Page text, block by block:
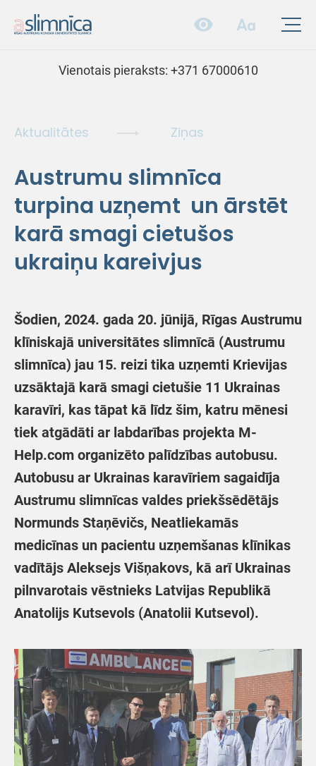
Vienotais pieraksts: +371 67000610
Aktualitātes Ziņas
Austrumu slimnīca
turpina uzņemt un ārstēt
karā smagi cietušos
ukraiņu kareivjus
Šodien, 2024. gada 20. jūnijā, Rīgas Austrumu
klīniskajā universitātes slimnīcā (Austrumu
slimnīca) jau 15. reizi tika uzņemti Krievijas
uzsāktajā karā smagi cietušie 11 Ukrainas
karavīri, kas tāpat kā līdz šim, katru mēnesi
tiek atgādāti ar labdarības projekta M-
Help.com organizēto palīdzības autobusu.
Autobusu ar Ukrainas karavīriem sagaidīja
Austrumu slimnīcas valdes priekšsēdētājs
Normunds Staņēvičs, Neatliekamās
medicīnas un pacientu uzņemšanas klīnikas
vadītājs Aleksejs Višņakovs, kā arī Ukrainas
pilnvarotais vēstnieks Latvijas Republikā
Anatolijs Kutsevols (Anatolii Kutsevol).